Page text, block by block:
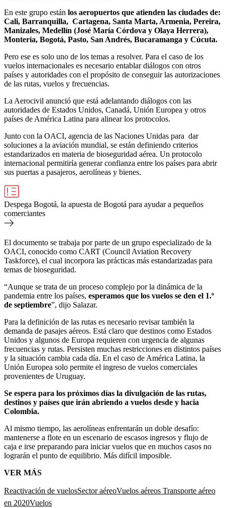
En este grupo están los aeropuertos que atienden las ciudades de:
Cali, Barranquilla, Cartagena, Santa Marta, Armenia, Pereira,
Manizales, Medellín (José María Córdova y Olaya Herrera),
Montería, Bogotá, Pasto, San Andrés, Bucaramanga y Cúcuta.
Pero ese es solo uno de los temas a resolver. Para el caso de los
vuelos internacionales es necesario entablar diálogos con otros
países y autoridades con el propósito de conseguir las autorizaciones
de las rutas, vuelos y frecuencias.
La Aerocivil anunció que está adelantando diálogos con las
autoridades de Estados Unidos, Canadá, Unión Europea y otros
países de América Latina para alinear los protocolos.
Junto con la OACI, agencia de las Naciones Unidas para dar
soluciones a la aviación mundial, se están definiendo criterios
estandarizados en materia de bioseguridad aérea. Un protocolo
internacional permitiría generar confianza entre los países para abrir
sus puertas a pasajeros, aerolíneas y bienes.
Despega Bogotá, la apuesta de Bogotá para ayudar a pequeños
comerciantes
El documento se trabaja por parte de un grupo especializado de la
OACI, conocido como CART (Council Aviation Recovery
Taskforce), el cual incorpora las prácticas más estandarizadas para
temas de bioseguridad.
“Aunque se trata de un proceso complejo por la dinámica de la
pandemia entre los países, esperamos que los vuelos se den el 1.º
de septiembre”, dijo Salazar.
Para la definición de las rutas es necesario revisar también la
demanda de pasajes aéreos. Está claro que destinos como Estados
Unidos y algunos de Europa requieren con urgencia de algunas
frecuencias y rutas. Persisten muchas restricciones en distintos países
y la situación cambia cada día. En el caso de América Latina, la
Unión Europea solo permite el ingreso de vuelos comerciales
provenientes de Uruguay.
Se espera para los próximos días la divulgación de las rutas,
destinos y países que irán abriendo a vuelos desde y hacia
Colombia.
Al mismo tiempo, las aerolíneas enfrentarán un doble desafío:
mantenerse a flote en un escenario de escasos ingresos y flujo de
caja e irse preparando para iniciar vuelos que en muchos casos no
lograrán el punto de equilibrio. Más difícil imposible.
VER MÁS
Reactivación de vuelosSector aéreoVuelos aéreos Transporte aéreo
en 2020Vuelos